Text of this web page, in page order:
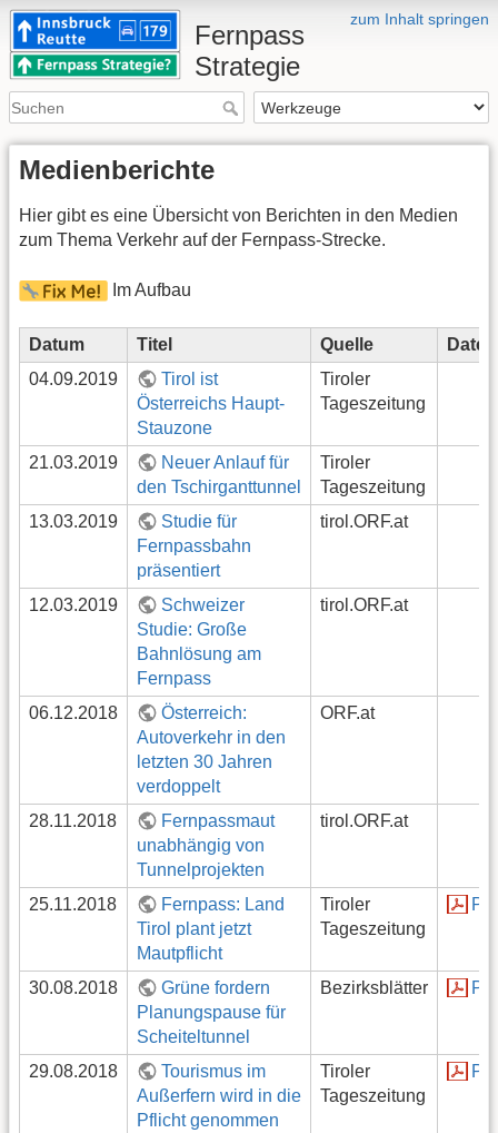
zum Inhalt springen
Fernpass
Strategie
Medienberichte
Hier gibt es eine Übersicht von Berichten in den Medien
zum Thema Verkehr auf der Fernpass-Strecke.
Im Aufbau
Datum Titel Quelle
Datei
04.09.2019
Tirol ist
Österreichs Haupt-
Stauzone
Tiroler
Tageszeitung
21.03.2019
Neuer Anlauf für
den Tschirganttunnel
Tiroler
Tageszeitung
13.03.2019
Studie für
Fernpassbahn
präsentiert
tirol.ORF.at
12.03.2019
Schweizer
Studie: Große
Bahnlösung am
Fernpass
tirol.ORF.at
06.12.2018
Österreich:
Autoverkehr in den
letzten 30 Jahren
verdoppelt
ORF.at
28.11.2018
Fernpassmaut
unabhängig von
Tunnelprojekten
tirol.ORF.at
25.11.2018
Fernpass: Land
Tirol plant jetzt
Mautpflicht
Tiroler
Tageszeitung
30.08.2018
Grüne fordern
Planungspause für
Scheiteltunnel
Bezirksblätter
29.08.2018
Tourismus im
Außerfern wird in die
Pflicht genommen
Tiroler
Tageszeitung